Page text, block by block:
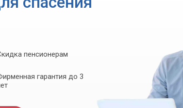
пенсионерам
гарантия до 3